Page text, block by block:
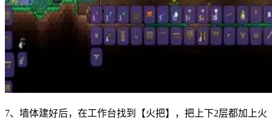
7、墙体建好后，在工作台找到【火把】，把上下2层都加上火